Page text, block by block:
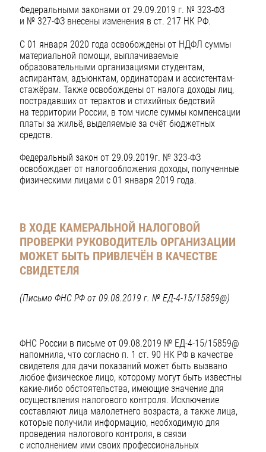
Федеральными законами от 29.09.2019 г. № 323-ФЗ
и № 327-ФЗ внесены изменения в ст. 217 НК РФ.
С 01 января 2020 года освобождены от НДФЛ суммы
материальной помощи, выплачиваемые
образовательными организациями студентам,
аспирантам, адъюнктам, ординаторам и ассистентам-
стажёрам. Также освобождены от налога доходы лиц,
пострадавших от терактов и стихийных бедствий
на территории России, в том числе суммы компенсации
платы за жильё, выделяемые за счёт бюджетных
средств.
Федеральный закон от 29.09.2019г. № 323-ФЗ
освобождает от налогообложения доходы, полученные
физическими лицами с 01 января 2019 года.
В ХОДЕ КАМЕРАЛЬНОЙ НАЛОГОВОЙ
ПРОВЕРКИ РУКОВОДИТЕЛЬ ОРГАНИЗАЦИИ
МОЖЕТ БЫТЬ ПРИВЛЕЧЁН В КАЧЕСТВЕ
СВИДЕТЕЛЯ
(Письмо ФНС РФ от 09.08.2019 г. № ЕД-4-15/15859@)
ФНС России в письме от 09.08.2019 № ЕД-4-15/15859@
напомнила, что согласно п. 1 ст. 90 НК РФ в качестве
свидетеля для дачи показаний может быть вызвано
любое физическое лицо, которому могут быть известны
какие-либо обстоятельства, имеющие значение для
осуществления налогового контроля. Исключение
составляют лица малолетнего возраста, а также лица,
которые получили информацию, необходимую для
проведения налогового контроля, в связи
с исполнением ими своих профессиональных